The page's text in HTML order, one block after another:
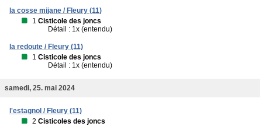
la cosse mijane / Fleury (11)
1 Cisticole des joncs
Détail : 1x (entendu)
la redoute / Fleury (11)
1 Cisticole des joncs
Détail : 1x (entendu)
samedi, 25. mai 2024
l'estagnol / Fleury (11)
2 Cisticoles des joncs